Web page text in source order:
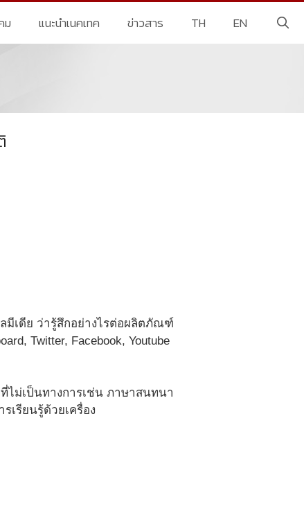
ม แนะนำเนคเทค ข่าวสาร TH EN
มีเดีย ว่ารู้สึกอย่างไรต่อผลิตภัณฑ์
Twitter, Facebook, Youtube
ไม่เป็นทางการเช่น ภาษาสนทนา
เรียนรู้ด้วยเครื่อง